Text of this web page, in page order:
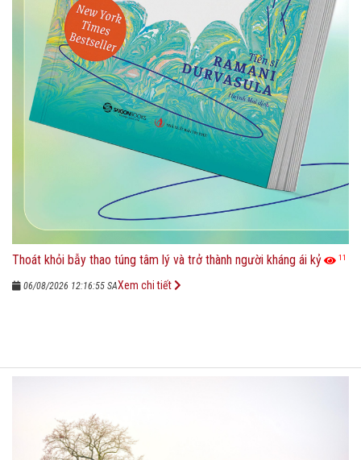
Thoát khỏi bẫy thao túng tâm lý và trở thành người kháng ái kỷ 11
06/08/2026 12:16:55 SAXem chi tiết